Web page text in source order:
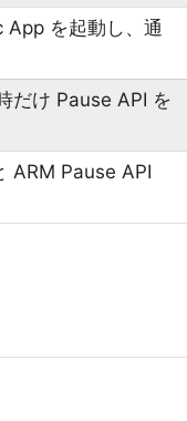
を起動し、通
だけ Pause API を
ARM Pause API